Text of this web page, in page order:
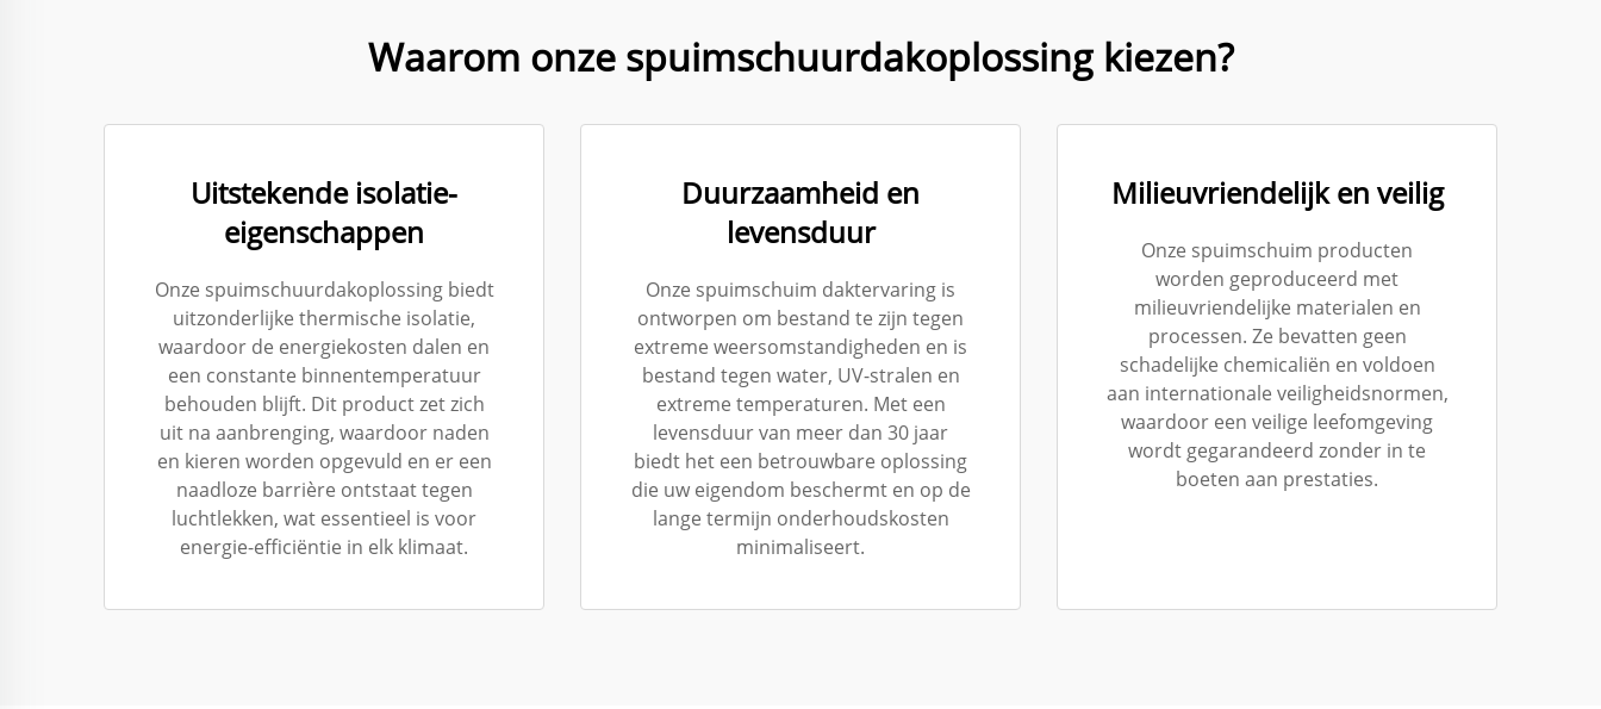
Waarom onze spuimschuurdakoplossing kiezen?
Uitstekende isolatie-
eigenschappen
Onze spuimschuurdakoplossing biedt
uitzonderlijke thermische isolatie,
waardoor de energiekosten dalen en
een constante binnentemperatuur
behouden blijft. Dit product zet zich
uit na aanbrenging, waardoor naden
en kieren worden opgevuld en er een
naadloze barrière ontstaat tegen
luchtlekken, wat essentieel is voor
energie-efficiëntie in elk klimaat.
Duurzaamheid en
levensduur
Onze spuimschuim daktervaring is
ontworpen om bestand te zijn tegen
extreme weersomstandigheden en is
bestand tegen water, UV-stralen en
extreme temperaturen. Met een
levensduur van meer dan 30 jaar
biedt het een betrouwbare oplossing
die uw eigendom beschermt en op de
lange termijn onderhoudskosten
minimaliseert.
Milieuvriendelijk en veilig
Onze spuimschuim producten
worden geproduceerd met
milieuvriendelijke materialen en
processen. Ze bevatten geen
schadelijke chemicaliën en voldoen
aan internationale veiligheidsnormen,
waardoor een veilige leefomgeving
wordt gegarandeerd zonder in te
boeten aan prestaties.